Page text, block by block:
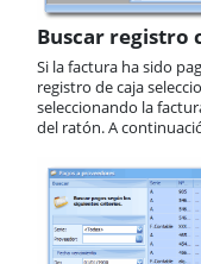
Buscar registro
Si la factura ha sido
registro de caja
seleccionando la
del ratón. A